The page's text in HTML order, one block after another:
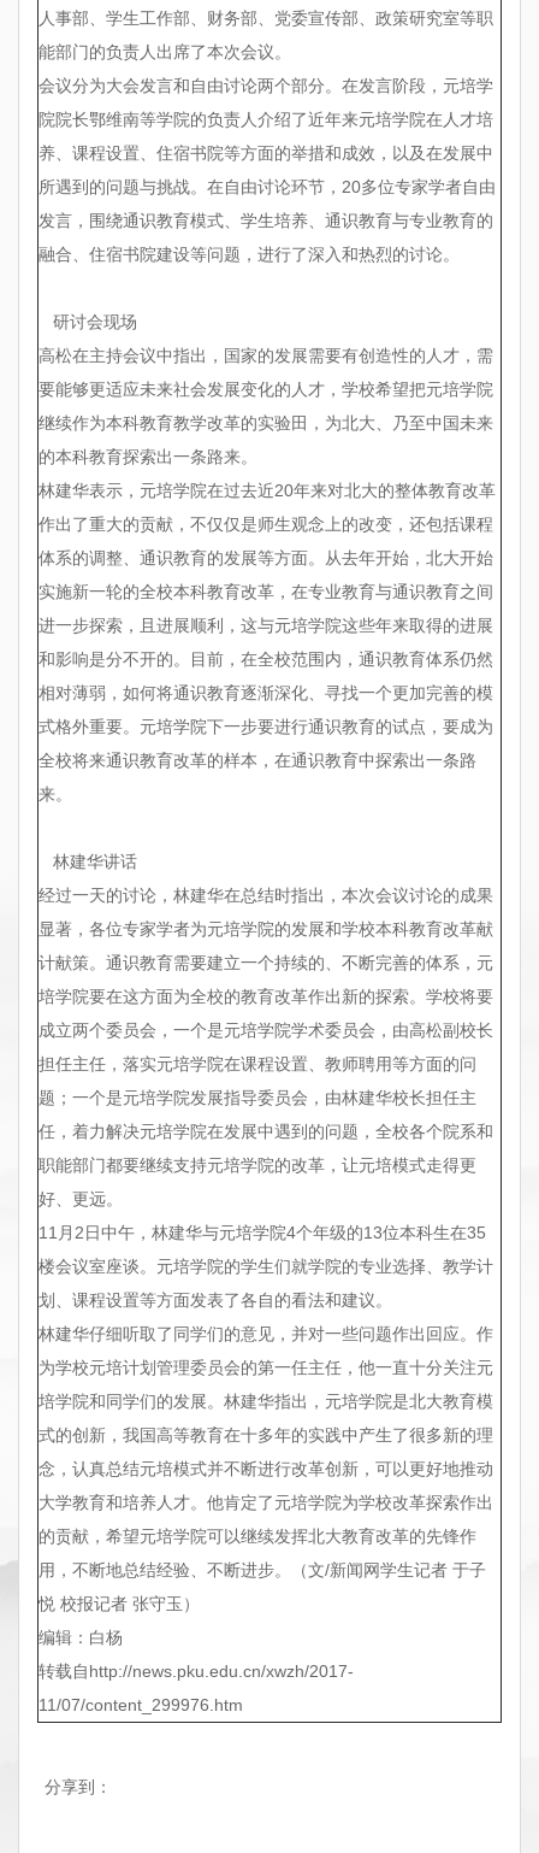
人事部、学生工作部、财务部、党委宣传部、政策研究室等职
能部门的负责人出席了本次会议。
会议分为大会发言和自由讨论两个部分。在发言阶段，元培学
院院长鄂维南等学院的负责人介绍了近年来元培学院在人才培
养、课程设置、住宿书院等方面的举措和成效，以及在发展中
所遇到的问题与挑战。在自由讨论环节，20多位专家学者自由
发言，围绕通识教育模式、学生培养、通识教育与专业教育的
融合、住宿书院建设等问题，进行了深入和热烈的讨论。
研讨会现场
高松在主持会议中指出，国家的发展需要有创造性的人才，需
要能够更适应未来社会发展变化的人才，学校希望把元培学院
继续作为本科教育教学改革的实验田，为北大、乃至中国未来
的本科教育探索出一条路来。
林建华表示，元培学院在过去近20年来对北大的整体教育改革
作出了重大的贡献，不仅仅是师生观念上的改变，还包括课程
体系的调整、通识教育的发展等方面。从去年开始，北大开始
实施新一轮的全校本科教育改革，在专业教育与通识教育之间
进一步探索，且进展顺利，这与元培学院这些年来取得的进展
和影响是分不开的。目前，在全校范围内，通识教育体系仍然
相对薄弱，如何将通识教育逐渐深化、寻找一个更加完善的模
式格外重要。元培学院下一步要进行通识教育的试点，要成为
全校将来通识教育改革的样本，在通识教育中探索出一条路
来。
林建华讲话
经过一天的讨论，林建华在总结时指出，本次会议讨论的成果
显著，各位专家学者为元培学院的发展和学校本科教育改革献
计献策。通识教育需要建立一个持续的、不断完善的体系，元
培学院要在这方面为全校的教育改革作出新的探索。学校将要
成立两个委员会，一个是元培学院学术委员会，由高松副校长
担任主任，落实元培学院在课程设置、教师聘用等方面的问
题；一个是元培学院发展指导委员会，由林建华校长担任主
任，着力解决元培学院在发展中遇到的问题，全校各个院系和
职能部门都要继续支持元培学院的改革，让元培模式走得更
好、更远。
11月2日中午，林建华与元培学院4个年级的13位本科生在35
楼会议室座谈。元培学院的学生们就学院的专业选择、教学计
划、课程设置等方面发表了各自的看法和建议。
林建华仔细听取了同学们的意见，并对一些问题作出回应。作
为学校元培计划管理委员会的第一任主任，他一直十分关注元
培学院和同学们的发展。林建华指出，元培学院是北大教育模
式的创新，我国高等教育在十多年的实践中产生了很多新的理
念，认真总结元培模式并不断进行改革创新，可以更好地推动
大学教育和培养人才。他肯定了元培学院为学校改革探索作出
的贡献，希望元培学院可以继续发挥北大教育改革的先锋作
用，不断地总结经验、不断进步。（文/新闻网学生记者 于子
悦 校报记者 张守玉）
编辑：白杨
转载自http://news.pku.edu.cn/xwzh/2017-
11/07/content_299976.htm
分享到：